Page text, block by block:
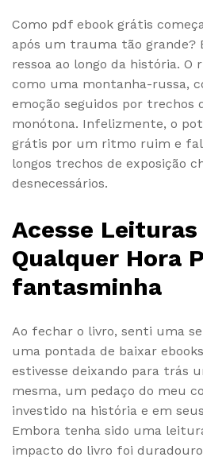
Como pdf ebook grátis
após um trauma tão grande?
ressoa ao longo da história. O
como uma montanha-russa,
emoção seguidos por trechos
monótona. Infelizmente, o
grátis por um ritmo ruim e
longos trechos de exposição
desnecessários.
Acesse
Qualquer Hora
fantasminha
Ao fechar o livro, senti uma
uma pontada de baixar
estivesse deixando para trás
mesma, um pedaço do meu
investido na história e em
Embora tenha sido uma
impacto do livro foi